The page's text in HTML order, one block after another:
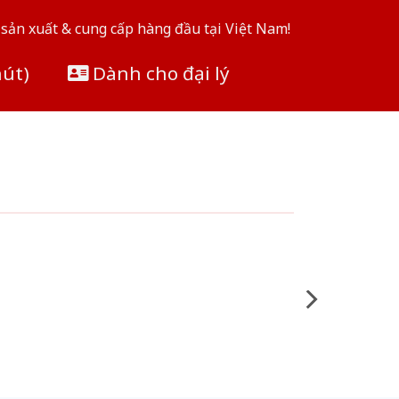
xuất & cung cấp hàng đầu tại Việt Nam!
Dành cho đại lý